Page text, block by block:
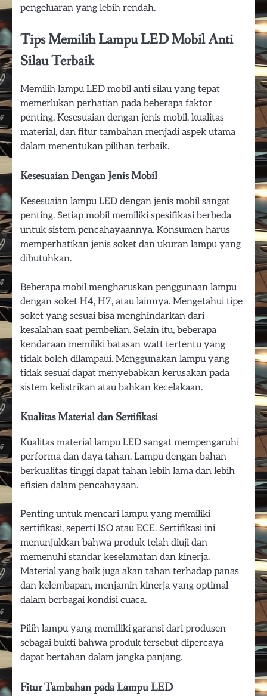
pengeluaran yang lebih rendah.
Tips Memilih Lampu LED Mobil Anti
Silau Terbaik
Memilih lampu LED mobil anti silau yang tepat
memerlukan perhatian pada beberapa faktor
penting. Kesesuaian dengan jenis mobil, kualitas
material, dan fitur tambahan menjadi aspek utama
dalam menentukan pilihan terbaik.
Kesesuaian Dengan Jenis Mobil
Kesesuaian lampu LED dengan jenis mobil sangat
penting. Setiap mobil memiliki spesifikasi berbeda
untuk sistem pencahayaannya. Konsumen harus
memperhatikan jenis soket dan ukuran lampu yang
dibutuhkan.
Beberapa mobil mengharuskan penggunaan lampu
dengan soket H4, H7, atau lainnya. Mengetahui tipe
soket yang sesuai bisa menghindarkan dari
kesalahan saat pembelian. Selain itu, beberapa
kendaraan memiliki batasan watt tertentu yang
tidak boleh dilampaui. Menggunakan lampu yang
tidak sesuai dapat menyebabkan kerusakan pada
sistem kelistrikan atau bahkan kecelakaan.
Kualitas Material dan Sertifikasi
Kualitas material lampu LED sangat mempengaruhi
performa dan daya tahan. Lampu dengan bahan
berkualitas tinggi dapat tahan lebih lama dan lebih
efisien dalam pencahayaan.
Penting untuk mencari lampu yang memiliki
sertifikasi, seperti ISO atau ECE. Sertifikasi ini
menunjukkan bahwa produk telah diuji dan
memenuhi standar keselamatan dan kinerja.
Material yang baik juga akan tahan terhadap panas
dan kelembapan, menjamin kinerja yang optimal
dalam berbagai kondisi cuaca.
Pilih lampu yang memiliki garansi dari produsen
sebagai bukti bahwa produk tersebut dipercaya
dapat bertahan dalam jangka panjang.
Fitur Tambahan pada Lampu LED